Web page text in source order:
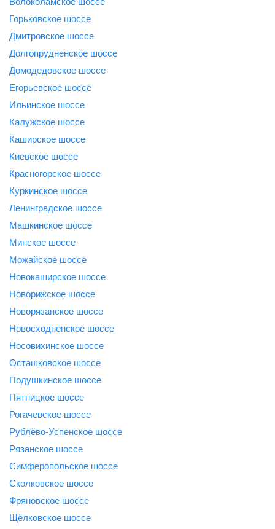
Горьковское шоссе
Дмитровское шоссе
Долгопрудненское шоссе
Домодедовское шоссе
Егорьевское шоссе
Ильинское шоссе
Калужское шоссе
Каширское шоссе
Киевское шоссе
Красногорское шоссе
Куркинское шоссе
Ленинградское шоссе
Машкинское шоссе
Минское шоссе
Можайское шоссе
Новокаширское шоссе
Новорижское шоссе
Новорязанское шоссе
Новосходненское шоссе
Носовихинское шоссе
Осташковское шоссе
Подушкинское шоссе
Пятницкое шоссе
Рогачевское шоссе
Рублёво-Успенское шоссе
Рязанское шоссе
Симферопольское шоссе
Сколковское шоссе
Фряновское шоссе
Щёлковское шоссе